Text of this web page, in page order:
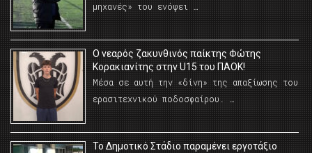
μηχανές» του ενόψει …
O νεαρός ζακυνθινός παίκτης Φώτης
Κορακιανίτης στην U15 του ΠΑΟΚ!
Μέσα σε αυτή την «δίνη» της απαξίωσης του
ερασιτεχνικού ποδοσφαίρου. …
Το Δημοτικό Στάδιο παραμένει εργοτάξιο